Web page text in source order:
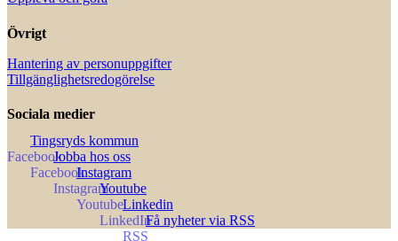
Övrigt
Hantering av personuppgifter
Tillgänglighetsredogörelse
Sociala medier
Tingsryds kommun
Jobba hos oss
Instagram
Youtube
Linkedin
Få nyheter via RSS